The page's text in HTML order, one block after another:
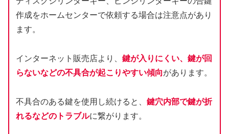
作成をホームセンターで依頼する場合は注意点があり
ます。
インターネット販売店より、 鍵が入りにくい、鍵が回
らないなどの不具合が起こりやすい傾向があります。
不具合のある鍵を使用し続けると、 鍵穴内部で鍵が折
れるなどのトラブルに繋がります。